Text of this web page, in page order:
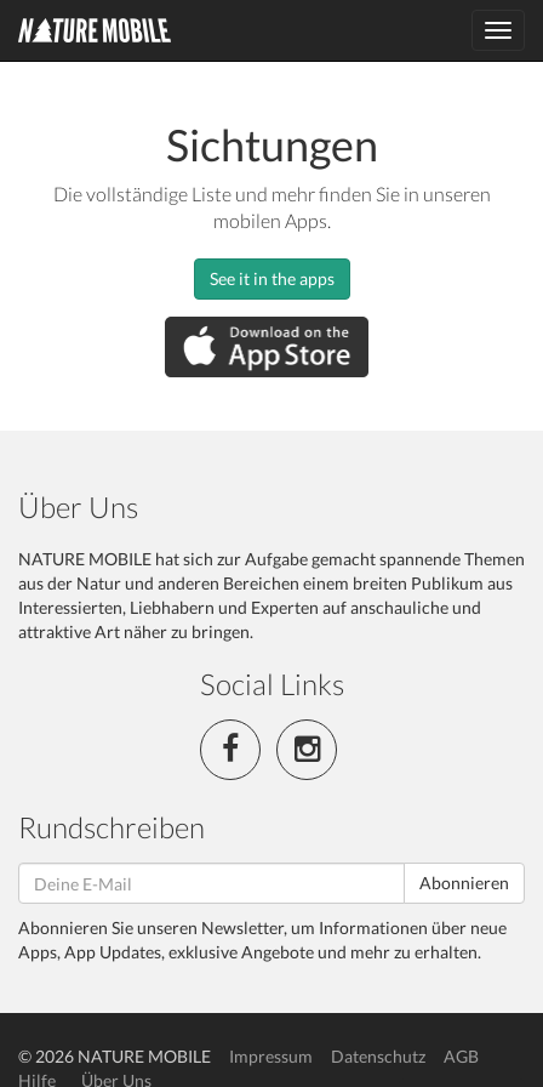
Sichtungen
Die vollständige Liste und mehr finden Sie in unseren
mobilen Apps.
See it in the apps
Über Uns
NATURE MOBILE hat sich zur Aufgabe gemacht spannende Themen
aus der Natur und anderen Bereichen einem breiten Publikum aus
Interessierten, Liebhabern und Experten auf anschauliche und
attraktive Art näher zu bringen.
Social Links
Rundschreiben
Abonnieren
Abonnieren Sie unseren Newsletter, um Informationen über neue
Apps, App Updates, exklusive Angebote und mehr zu erhalten.
© 2026 NATURE MOBILE Impressum Datenschutz
AGB
Hilfe
Über Uns